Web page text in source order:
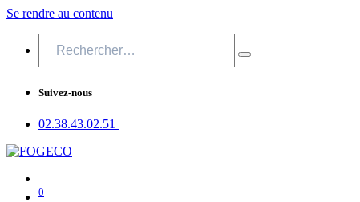
Se rendre au contenu
Suivez-nous
02.38.43​.02.51
0